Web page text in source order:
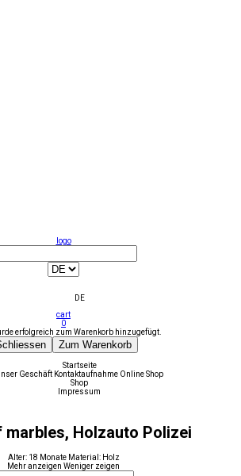
logo
DE
cart
0
erfolgreich zum Warenkorb hinzugefügt.
Zum Warenkorb
Startseite
Geschäft Kontaktaufnahme Online Shop
Shop
Impressum
marbles, Holzauto Polizei
Alter: 18 Monate Material: Holz
Mehr anzeigen Weniger zeigen